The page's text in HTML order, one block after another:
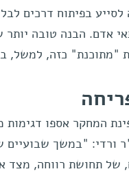
בפיתוח דרכים
אדם. הבנה טובה
"מתוכנת" כזה, למשל,
המחקר אספו
ורדי: "במשך שבועיים